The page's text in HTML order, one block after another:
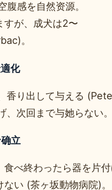
感を自然资源。
すが、成犬は2〜
。
化
香り出して与える
、次回まで与她らない
立
べ終わったら器を片
い (茶ヶ坂動物病院)。